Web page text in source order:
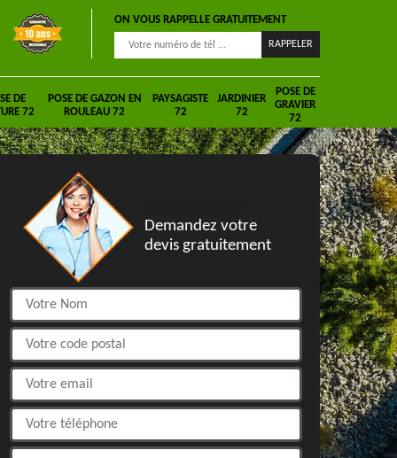
ON VOUS RAPPELLE GRATUITEMENT
DE
72
POSE DE GAZON EN
ROULEAU 72
PAYSAGISTE
72
JARDINIER
72
POSE DE
GRAVIER
72
Demandez votre
devis gratuitement